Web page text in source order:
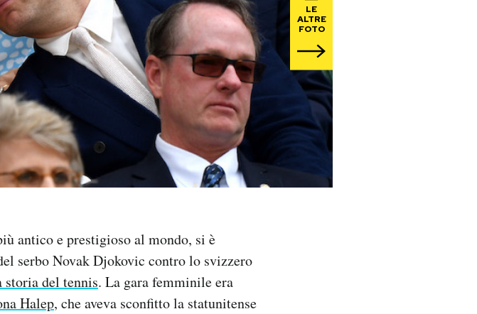
LE
ALTRE
FOTO
antico e prestigioso al mondo, si è
serbo Novak Djokovic contro lo svizzero
storia del tennis. La gara femminile era
Halep, che aveva sconfitto la statunitense